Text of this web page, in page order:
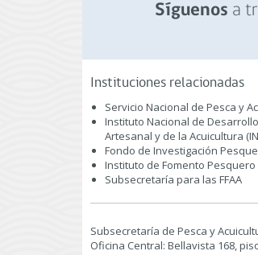
Síguenos a
Instituciones relacionadas
Servicio Nacional de Pesca y
Instituto Nacional de
Artesanal y de la Acuicultura
Fondo de Investigación
Instituto de Fomento Pesquero
Subsecretaría para las FFAA
Subsecretaría de Pesca y
Oficina Central: Bellavista 168,